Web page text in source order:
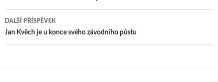
pro
příspěvek
DALŠÍ PŘÍSPĚVEK
Jan Kvěch je u konce svého závodního půstu